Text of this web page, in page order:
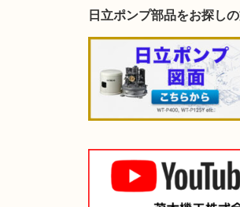
日立ポンプ部品をお探し